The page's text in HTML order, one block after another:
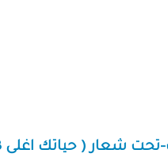
تحت شعار ( حياتك اغلى 3).